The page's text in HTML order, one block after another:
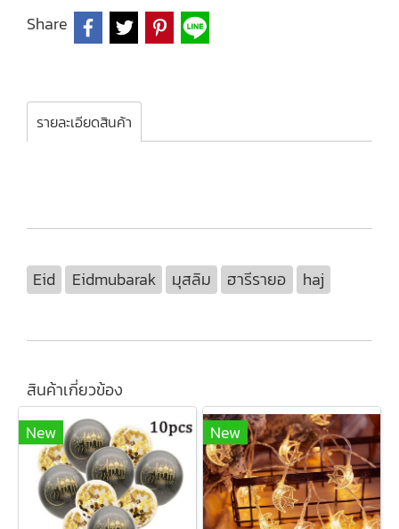
Share
รายละเอียดสินค้า
Eid Eidmubarak มุสลิม ฮารีรายอ haj
สินค้าเกี่ยวข้อง
New
New